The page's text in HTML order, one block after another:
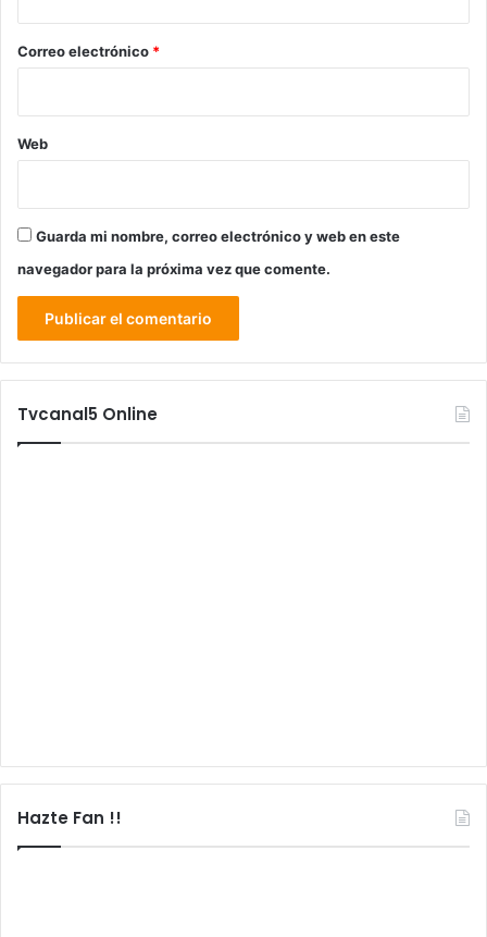
*
Correo electrónico *
Web
Guarda mi nombre, correo electrónico y web en este
navegador para la próxima vez que comente.
Tvcanal5 Online
Hazte Fan !!